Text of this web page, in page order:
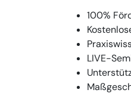
100%
LIVE-